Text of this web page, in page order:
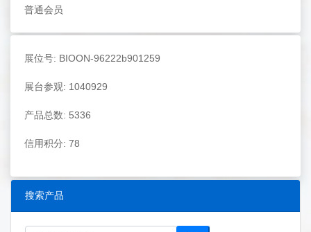
普通会员
展位号: BIOON-96222b901259
展台参观: 1040929
产品总数: 5336
信用积分: 78
搜索产品